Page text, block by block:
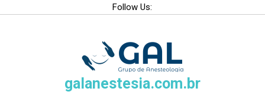
Follow Us:
galanestesia.com.br